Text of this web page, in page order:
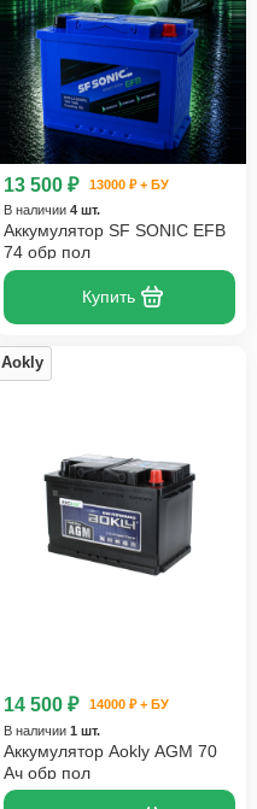
13 500 ₽
13000 ₽ + БУ
В наличии 4 шт.
Аккумулятор SF SONIC EFB
74 обр пол
Купить
Aokly
14 500 ₽
14000 ₽ + БУ
В наличии 1 шт.
Аккумулятор Aokly AGM 70
Ач обр пол